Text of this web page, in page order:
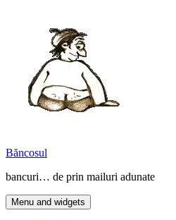
Băncosul
bancuri… de prin mailuri adunate
Menu and widgets